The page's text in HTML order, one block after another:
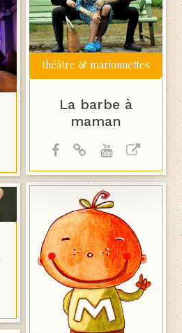
théâtre & marionnettes
La barbe à
maman